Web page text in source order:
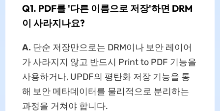
Q1. PDF를 '다른 이름으로 저장'하면 DRM
이 사라지나요?
A. 단순 저장만으로는 DRM이나 보안 레이어
가 사라지지 않고 반드시 Print to PDF 기능을
사용하거나, UPDF의 평탄화 저장 기능을 통
해 보안 메타데이터를 물리적으로 분리하는
과정을 거쳐야 합니다.